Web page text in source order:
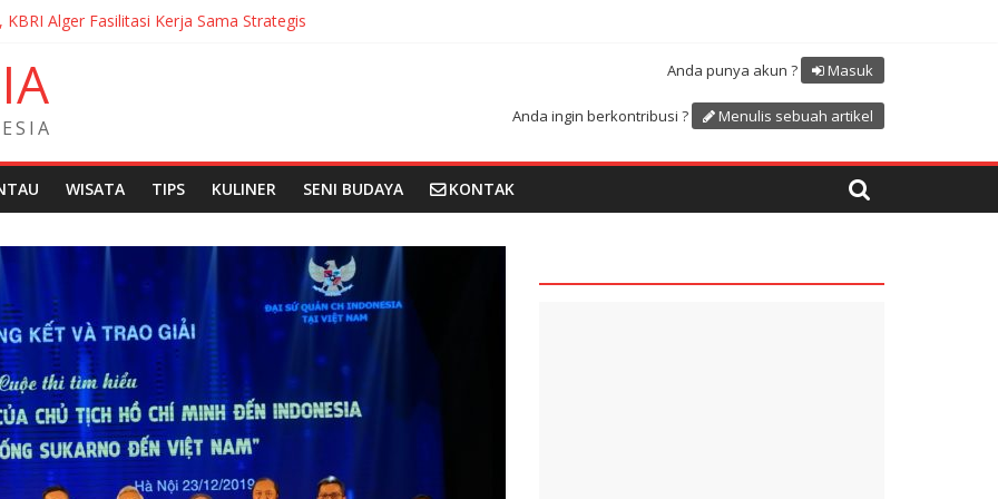
Alger Fasilitasi Kerja Sama Strategis
Merah Putih sepanjang 50 Meter di Brick Hill Hong Kong untuk menyambut HUT RI ke 81
Film Festival 2026 Montréal Kanada
Indonesia kepada Komunitas Paroki di Angola
IA
ES I A
Anda punya akun ? Masuk
Anda ingin berkontribusi ? Menulis sebuah artikel
WISATA TIPS KULINER SENI BUDAYA KONTAK